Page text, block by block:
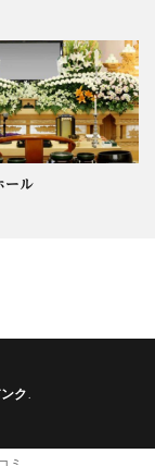
ール
ク.